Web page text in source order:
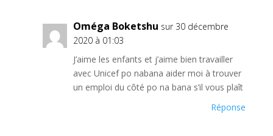
Oméga Boketshu sur 30 décembre
2020 à 01:03
J’aime les enfants et j’aime bien travailler
avec Unicef po nabana aider moi à trouver
un emploi du côté po na bana s’il vous plaît
Réponse